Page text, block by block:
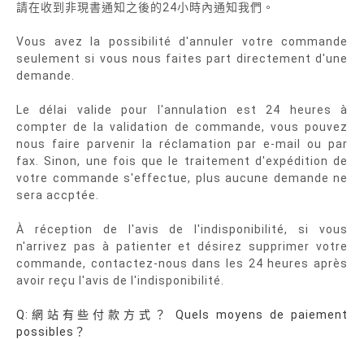
請在收到非現書通知之後的24小時內通知我們。
Vous avez la possibilité d'annuler votre commande
seulement si vous nous faites part directement d'une
demande.
Le délai valide pour l'annulation est 24 heures à
compter de la validation de commande, vous pouvez
nous faire parvenir la réclamation par e-mail ou par
fax. Sinon, une fois que le traitement d'expédition de
votre commande s'effectue, plus aucune demande ne
sera accptée.
À réception de l'avis de l'indisponibilité, si vous
n'arrivez pas à patienter et désirez supprimer votre
commande, contactez-nous dans les 24 heures après
avoir reçu l'avis de l'indisponibilité.
Q:網站有些付款方式？ Quels moyens de paiement
possibles？